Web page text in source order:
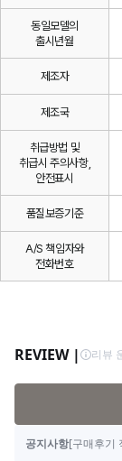
동일모델의
출시년월
제조자
제조국
취급방법 및
취급시 주의사항,
안전표시
품질보증기준
A/S 책임자와
전화번호